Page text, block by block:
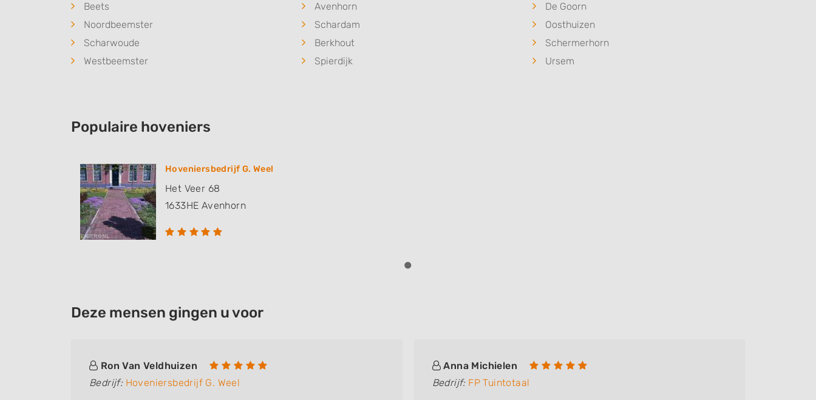
Beets Avenhorn
De Goorn
Noordbeemster
Schardam
Oosthuizen
Scharwoude
Berkhout
Schermerhorn
Westbeemster
Spierdijk Ursem
Populaire hoveniers
Hoveniersbedrijf G. Weel
Het Veer 68
1633HE Avenhorn
Deze mensen gingen u voor
Ron Van Veldhuizen
Bedrijf: Hoveniersbedrijf G. Weel
Anna Michielen
Bedrijf: FP Tuintotaal